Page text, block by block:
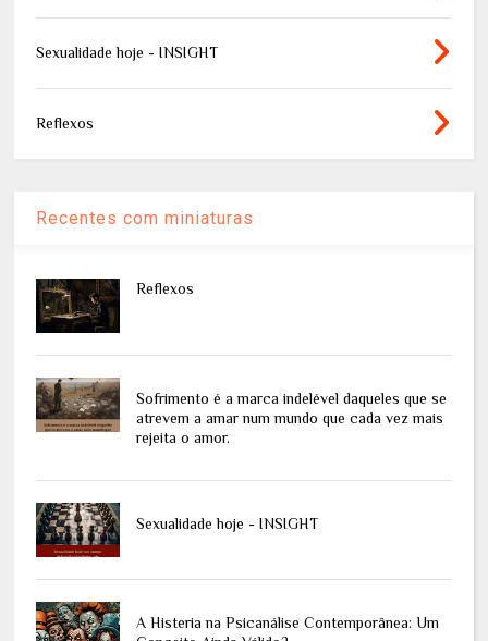
Sexualidade hoje - INSIGHT
Reflexos
Recentes com miniaturas
Reflexos
Sofrimento é a marca indelével daqueles que se
atrevem a amar num mundo que cada vez mais
rejeita o amor.
Sexualidade hoje - INSIGHT
A Histeria na Psicanálise Contemporânea: Um